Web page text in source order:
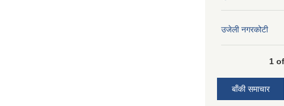
उजेली नगरकोटी
1
बाँकी समाचार